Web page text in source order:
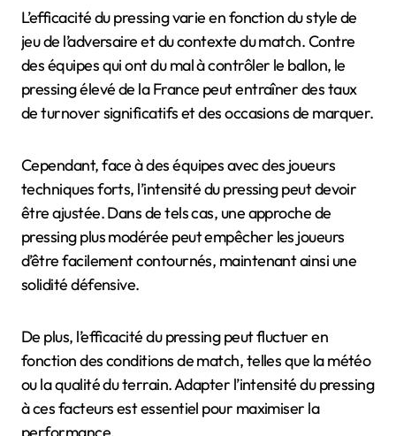
L’efficacité du pressing varie en fonction du style de
jeu de l’adversaire et du contexte du match. Contre
des équipes qui ont du mal à contrôler le ballon, le
pressing élevé de la France peut entraîner des taux
de turnover significatifs et des occasions de marquer.
Cependant, face à des équipes avec des joueurs
techniques forts, l’intensité du pressing peut devoir
être ajustée. Dans de tels cas, une approche de
pressing plus modérée peut empêcher les joueurs
d’être facilement contournés, maintenant ainsi une
solidité défensive.
De plus, l’efficacité du pressing peut fluctuer en
fonction des conditions de match, telles que la météo
ou la qualité du terrain. Adapter l’intensité du pressing
à ces facteurs est essentiel pour maximiser la
performance.